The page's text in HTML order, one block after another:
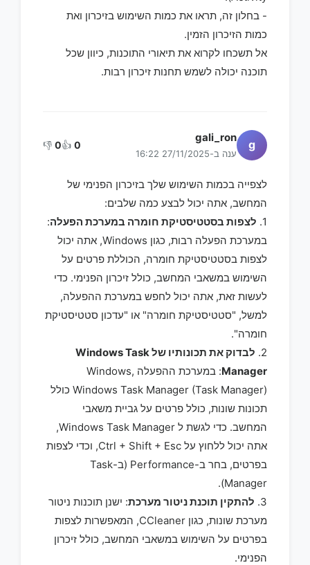
- בחלון זה, תראו את כמות השימוש בזיכרון ואת
כמות הזיכרון הזמין.
אל תשכחו לקרוא את תיאורי התוכנות, כיוון שכל
תוכנה יכולה לשמש תחנות זיכרון רבות.
g
gali_ron
ענה ב-27/11/2025 16:22
0
👍
0
👎
לצפייה בכמות השימוש שלך בזיכרון הפנימי של
המחשב, אתה יכול לבצע כמה שלבים:
1. לצפות בסטטיסטיקת חומרה במערכת הפעלה:
במערכת הפעלה רבות, כגון Windows, אתה יכול
לצפות בסטטיסטיקת חומרה, הכוללת פרטים על
השימוש במשאבי המחשב, כולל זיכרון הפנימי. כדי
לעשות זאת, אתה יכול לחפש במערכת ההפעלה,
למשל, "סטטיסטיקת חומרה" או "עדכון סטטיסטיקת
חומרה".
2.
לבדוק את תכונותיו של Windows Task
Manager
: במערכת ההפעלה Windows,
Windows Task Manager (Task Manager) כולל
תכונות שונות, כולל פרטים על גביית משאבי
המחשב. כדי לגשת ל Windows Task Manager,
אתה יכול ללחוץ על Ctrl + Shift + Esc, וכדי לצפות
בפרטים, בחר ב-Performance (ב-Task
Manager).
3. להתקין תוכנת ניטור מערכת: ישנן תוכנות ניטור
מערכת שונות, כגון CCleaner, המאפשרות לצפות
בפרטים על השימוש במשאבי המחשב, כולל זיכרון
הפנימי.